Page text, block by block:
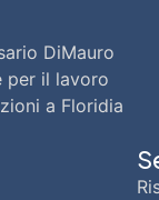
DiMauro
per il lavoro
a Floridia